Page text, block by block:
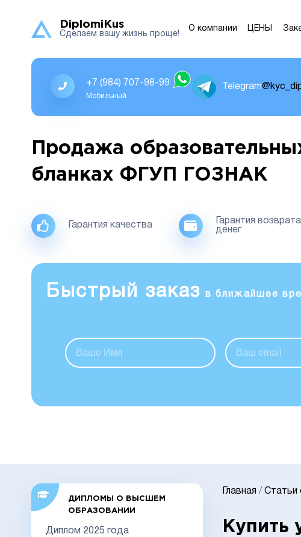
DiplomiKus
Сделаем вашу жизнь проще!
О компании ЦЕНЫ
+7 (984) 707-98-99
Мобильный
Telegram
Продажа
бланках ФГУП ГОЗНАК
Гарантия качества
Гарантия возврата
денег
Быстрый заказ в ближайшее
ДИПЛОМЫ О ВЫСШЕМ
ОБРАЗОВАНИИ
Диплом 2025 года
Главная /Статьи
Купить